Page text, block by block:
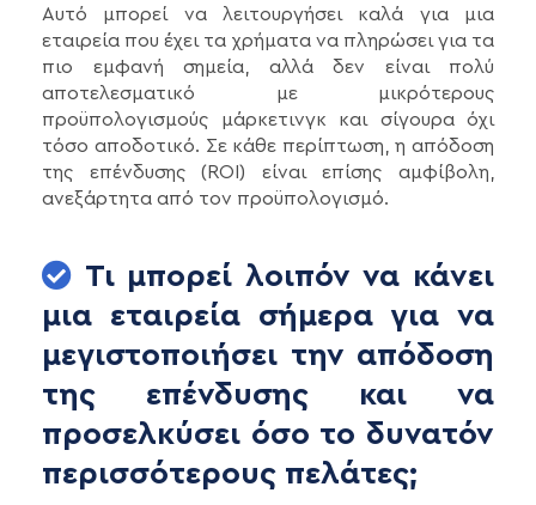
Αυτό μπορεί να λειτουργήσει καλά για μια
εταιρεία που έχει τα χρήματα να πληρώσει για τα
πιο εμφανή σημεία, αλλά δεν είναι πολύ
αποτελεσματικό με μικρότερους
προϋπολογισμούς μάρκετινγκ και σίγουρα όχι
τόσο αποδοτικό. Σε κάθε περίπτωση, η απόδοση
της επένδυσης (ROI) είναι επίσης αμφίβολη,
ανεξάρτητα από τον προϋπολογισμό.
Τι μπορεί λοιπόν να κάνει
μια εταιρεία σήμερα για να
μεγιστοποιήσει την απόδοση
της επένδυσης και να
προσελκύσει όσο το δυνατόν
περισσότερους πελάτες;